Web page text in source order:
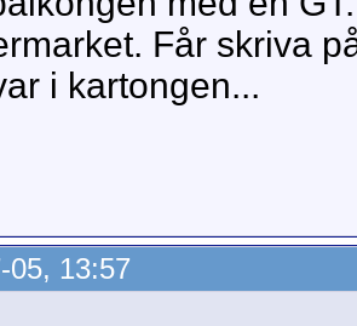
Får skriva
i kartongen...
05, 13:57